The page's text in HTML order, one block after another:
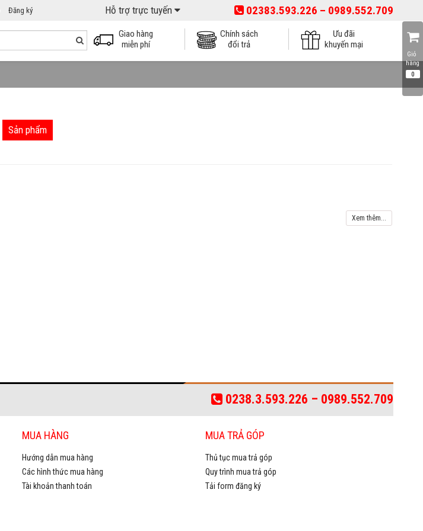
Đăng ký Hỗ trợ trực tuyến 02383.593.226 – 0989.552.709
Giao hàng
miễn phí
Chính sách
đổi trả
Ưu đãi
khuyến mại
Giỏ
Sản phẩm
Xem thêm...
0238.3.593.226 – 0989.552.709
MUA HÀNG
Hướng dẫn mua hàng
Các hình thức mua hàng
Tài khoản thanh toán
MUA TRẢ GÓP
Thủ tục mua trả góp
Quy trình mua trả góp
Tải form đăng ký